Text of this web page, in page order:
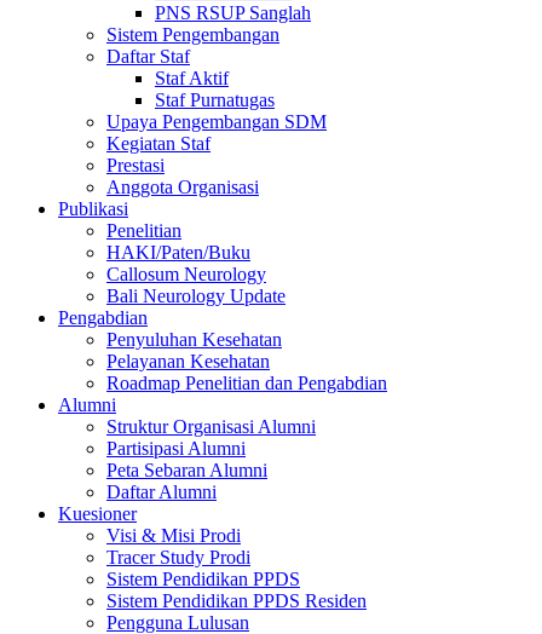
PNS RSUP Sanglah
Sistem Pengembangan
Daftar Staf
Staf Aktif
Staf Purnatugas
Upaya Pengembangan SDM
Kegiatan Staf
Prestasi
Anggota Organisasi
Publikasi
Penelitian
HAKI/Paten/Buku
Callosum Neurology
Bali Neurology Update
Pengabdian
Penyuluhan Kesehatan
Pelayanan Kesehatan
Roadmap Penelitian dan Pengabdian
Alumni
Struktur Organisasi Alumni
Partisipasi Alumni
Peta Sebaran Alumni
Daftar Alumni
Kuesioner
Visi & Misi Prodi
Tracer Study Prodi
Sistem Pendidikan PPDS
Sistem Pendidikan PPDS Residen
Pengguna Lulusan